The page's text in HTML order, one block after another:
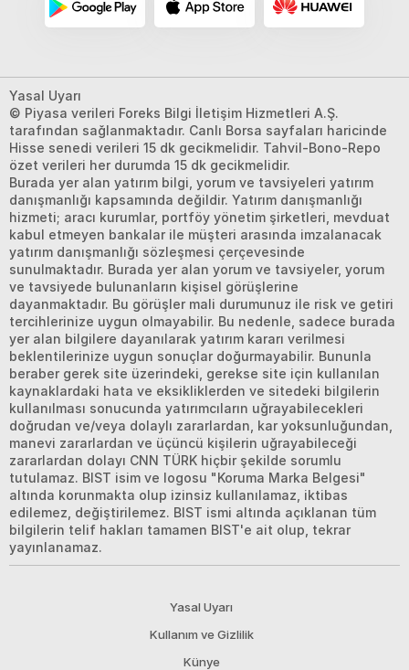
Yasal Uyarı
© Piyasa verileri Foreks Bilgi İletişim Hizmetleri A.Ş.
tarafından sağlanmaktadır. Canlı Borsa sayfaları haricinde
Hisse senedi verileri 15 dk gecikmelidir. Tahvil-Bono-Repo
özet verileri her durumda 15 dk gecikmelidir.
Burada yer alan yatırım bilgi, yorum ve tavsiyeleri yatırım
danışmanlığı kapsamında değildir. Yatırım danışmanlığı
hizmeti; aracı kurumlar, portföy yönetim şirketleri, mevduat
kabul etmeyen bankalar ile müşteri arasında imzalanacak
yatırım danışmanlığı sözleşmesi çerçevesinde
sunulmaktadır. Burada yer alan yorum ve tavsiyeler, yorum
ve tavsiyede bulunanların kişisel görüşlerine
dayanmaktadır. Bu görüşler mali durumunuz ile risk ve getiri
tercihlerinize uygun olmayabilir. Bu nedenle, sadece burada
yer alan bilgilere dayanılarak yatırım kararı verilmesi
beklentilerinize uygun sonuçlar doğurmayabilir. Bununla
beraber gerek site üzerindeki, gerekse site için kullanılan
kaynaklardaki hata ve eksikliklerden ve sitedeki bilgilerin
kullanılması sonucunda yatırımcıların uğrayabilecekleri
doğrudan ve/veya dolaylı zararlardan, kar yoksunluğundan,
manevi zararlardan ve üçüncü kişilerin uğrayabileceği
zararlardan dolayı CNN TÜRK hiçbir şekilde sorumlu
tutulamaz. BIST isim ve logosu "Koruma Marka Belgesi"
altında korunmakta olup izinsiz kullanılamaz, iktibas
edilemez, değiştirilemez. BIST ismi altında açıklanan tüm
bilgilerin telif hakları tamamen BIST'e ait olup, tekrar
yayınlanamaz.
Yasal Uyarı
Kullanım ve Gizlilik
Künye